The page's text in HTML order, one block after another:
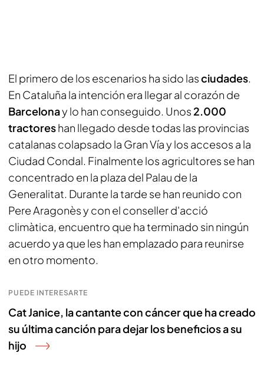
El primero de los escenarios ha sido lasciudades.
En Cataluña la intención era llegar al corazón de
Barcelonay lo han conseguido. Unos 2.000
tractoreshan llegado desde todas las provincias
catalanas colapsado la Gran Vía y los accesos a la
Ciudad Condal. Finalmente los agricultores se han
concentrado en la plaza del Palau de la
Generalitat. Durante la tarde se han reunido con
Pere Aragonès y con el conseller d'acció
climàtica, encuentro que ha terminado sin ningún
acuerdo ya que les han emplazado para reunirse
en otro momento.
PUEDE INTERESARTE
Cat Janice, la cantante con cáncer que ha creado
su última canción para dejar los beneficios a su
hijo